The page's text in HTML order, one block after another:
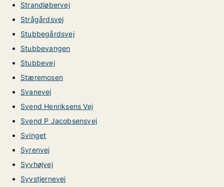
Strandløbervej
Strågårdsvej
Stubbegårdsvej
Stubbevangen
Stubbevej
Stæremosen
Svanevej
Svend Henriksens Vej
Svend P Jacobsensvej
Svinget
Syrenvej
Syvhøjvej
Syvstjernevej